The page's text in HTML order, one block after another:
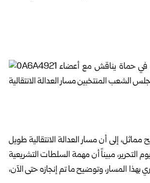
إلى أن مسار العدالة الانتقالية طويل
كل جرائم النظام البائد الممتدة من عام 1970 وحتى يوم التحرير، مبيناً أن مهمة السلطات التشريعية
بهذا المسار، وتوضيح ما تم إنجازه حتى الآن،